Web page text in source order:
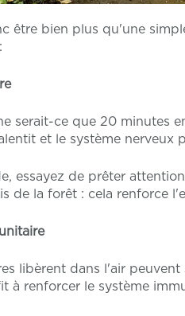
être bien plus qu'une
serait-ce que 20 minutes
et le système nerveux
essayez de prêter
de la forêt : cela renforce
libèrent dans l'air
à renforcer le système